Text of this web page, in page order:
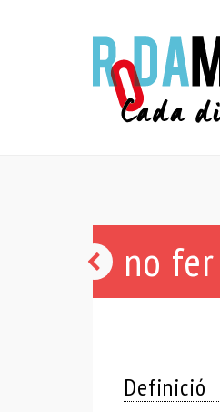
no
Definició
tabalot